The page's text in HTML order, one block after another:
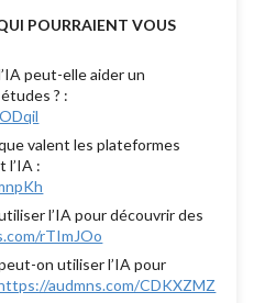
POURRAIENT VOUS
peut-elle aider un
? :
valent les plateformes
l’IA :
l’IA pour découvrir des
rTImJOo
on utiliser l’IA pour
audmns.com/CDKXZMZ